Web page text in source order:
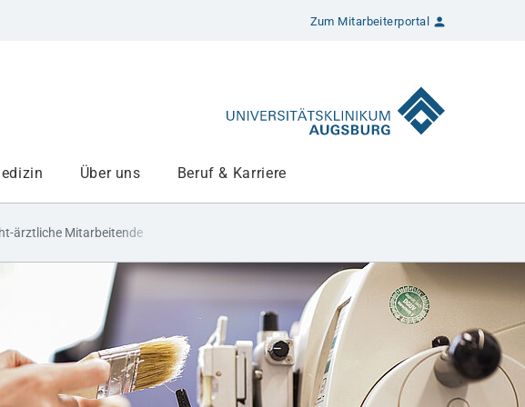
Zum Mitarbeiterportal
Über uns Beruf & Karriere
ärztliche Mitarbeitende